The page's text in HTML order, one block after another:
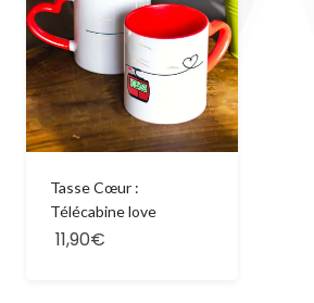
Tasse Cœur :
Télécabine love
11,90€